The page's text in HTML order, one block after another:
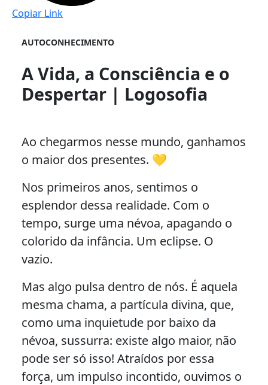
Copiar Link
AUTOCONHECIMENTO
A Vida, a Consciência e o
Despertar | Logosofia
Ao chegarmos nesse mundo, ganhamos
o maior dos presentes. 💛
Nos primeiros anos, sentimos o
esplendor dessa realidade. Com o
tempo, surge uma névoa, apagando o
colorido da infância. Um eclipse. O
vazio.
Mas algo pulsa dentro de nós. É aquela
mesma chama, a partícula divina, que,
como uma inquietude por baixo da
névoa, sussurra: existe algo maior, não
pode ser só isso! Atraídos por essa
força, um impulso incontido, ouvimos o